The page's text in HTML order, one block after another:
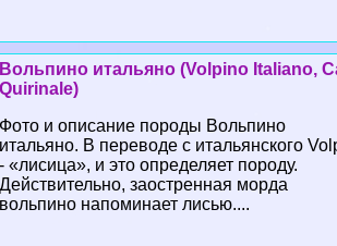
Вольпино итальяно (Volpino Italiano,
Quirinale)
Фото и описание породы Вольпино
итальяно. В переводе с итальянского
- «лисица», и это определяет породу.
Действительно, заостренная морда
вольпино напоминает лисью....